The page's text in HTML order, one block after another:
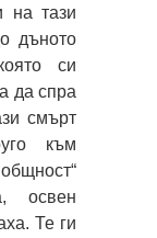
на тази
дъното
си
да спра
смърт
към
освен
Те ги